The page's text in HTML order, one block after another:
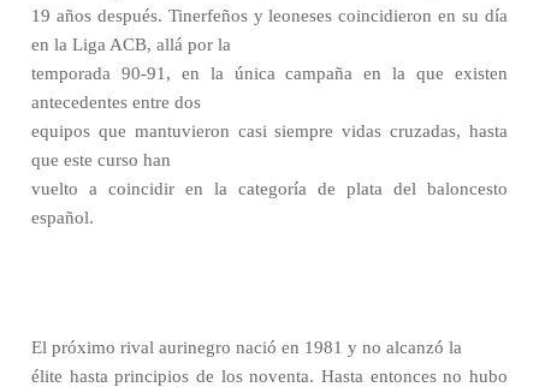
19 años después. Tinerfeños y leoneses coincidieron en su día
en la Liga ACB, allá por la
temporada 90-91, en la única campaña en la que existen
antecedentes entre dos
equipos que mantuvieron casi siempre vidas cruzadas, hasta
que este curso han
vuelto a coincidir en la categoría de plata del baloncesto
español.
El próximo rival aurinegro nació en 1981 y no alcanzó la
élite hasta principios de los noventa. Hasta entonces no hubo